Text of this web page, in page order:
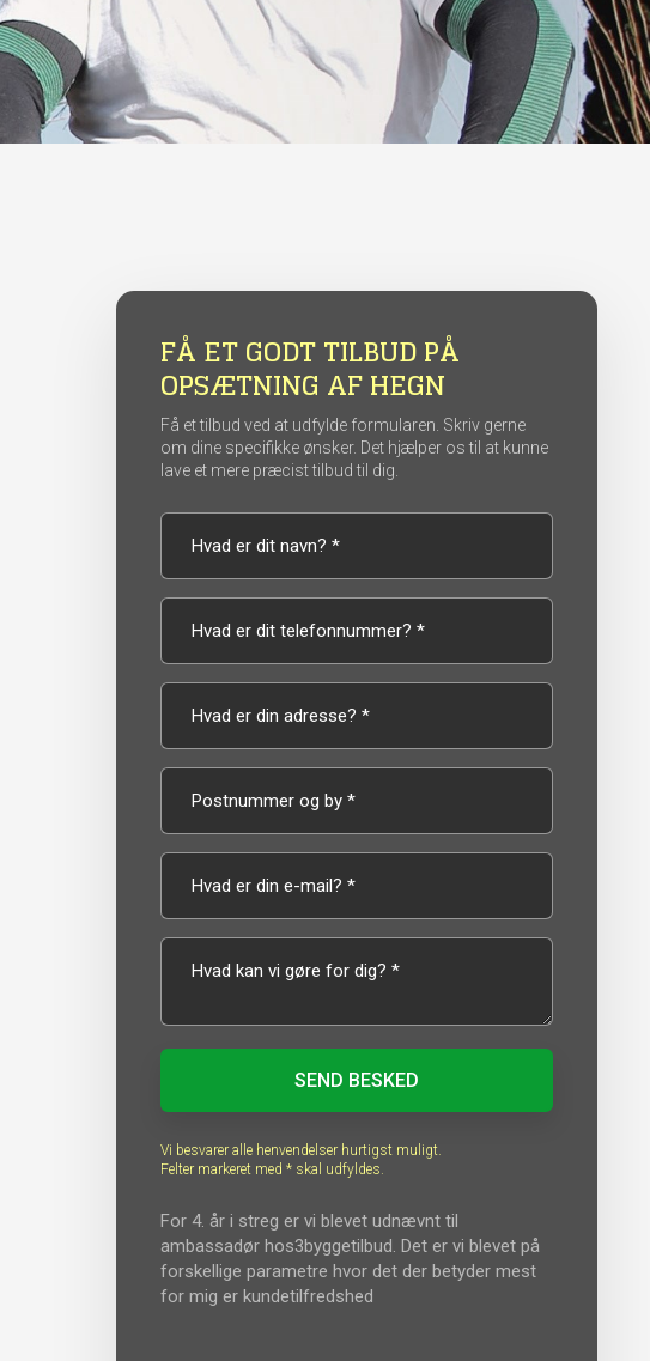
FÅ ET GODT TILBUD PÅ
OPSÆTNING AF HEGN
Få et tilbud ved at udfylde formularen. Skriv gerne
om dine specifikke ønsker. Det hjælper os til at kunne
lave et mere præcist tilbud til dig.
Vi besvarer alle henvendelser hurtigst muligt.
Felter markeret med * skal udfyldes.​
For 4. år i streg er vi blevet udnævnt til
ambassadør hos​3byggetilbud. Det er vi blevet på
forskellige parametre hvor det der betyder mest
for mig er kundetilfredshed